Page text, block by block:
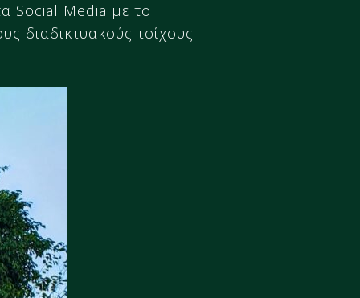
Social Media με το
διαδικτυακούς τοίχους